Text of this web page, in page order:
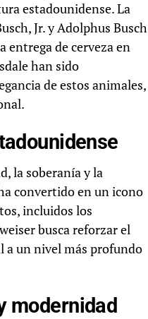
estadounidense. La
Jr. y Adolphus Busch
entrega de cerveza en
han sido
de estos animales,
la soberanía y la
convertido en un icono
incluidos los
busca reforzar el
a un nivel más profundo
modernidad